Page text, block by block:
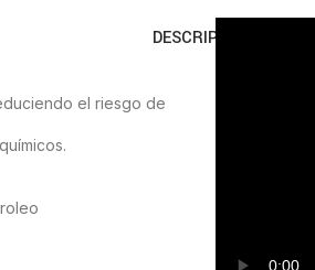
DESCRIPCIÓN
el riesgo de